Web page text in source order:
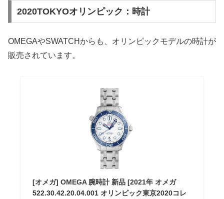
2020TOKYOオリンピック：時計
OMEGAやSWATCHからも、オリンピックモデルの時計が
販売されています。
[オメガ] OMEGA 腕時計 新品 [2021年 オメガ
522.30.42.20.04.001 オリンピック東京2020コレ